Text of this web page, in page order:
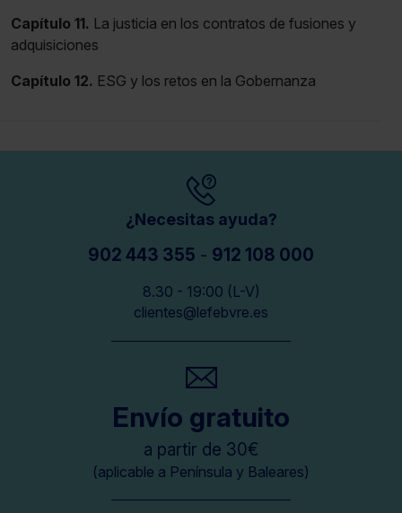
Capítulo 11. La justicia en los contratos de fusiones y
adquisiciones
Capítulo 12. ESG y los retos en la Gobernanza
¿Necesitas ayuda?
902 443 355 - 912 108 000
8.30 - 19:00 (L-V)
clientes@lefebvre.es
Envío gratuito
a partir de 30€
(aplicable a Península y Baleares)